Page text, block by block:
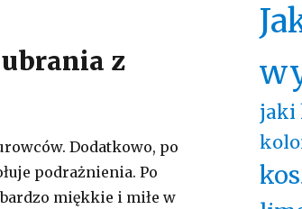
z
Dodatkowo, po
podrażnienia. Po
miękkie i miłe w
jaki